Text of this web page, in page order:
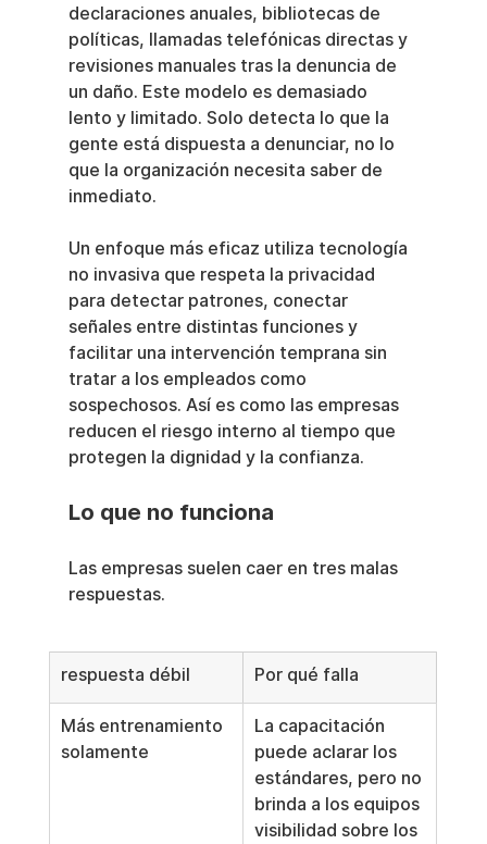
declaraciones anuales, bibliotecas de
políticas, llamadas telefónicas directas y
revisiones manuales tras la denuncia de
un daño. Este modelo es demasiado
lento y limitado. Solo detecta lo que la
gente está dispuesta a denunciar, no lo
que la organización necesita saber de
inmediato.
Un enfoque más eficaz utiliza tecnología
no invasiva que respeta la privacidad
para detectar patrones, conectar
señales entre distintas funciones y
facilitar una intervención temprana sin
tratar a los empleados como
sospechosos. Así es como las empresas
reducen el riesgo interno al tiempo que
protegen la dignidad y la confianza.
Lo que no funciona
Las empresas suelen caer en tres malas
respuestas.
respuesta débil Por qué falla
Más entrenamiento
solamente
La capacitación
puede aclarar los
estándares, pero no
brinda a los equipos
visibilidad sobre los